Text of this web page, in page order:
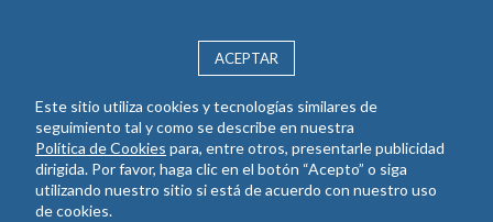
ACEPTAR
Este sitio utiliza cookies y tecnologías similares de
seguimiento tal y como se describe en nuestra
Política de Cookies para, entre otros, presentarle publicidad
dirigida. Por favor, haga clic en el botón “Acepto” o siga
utilizando nuestro sitio si está de acuerdo con nuestro uso
de cookies.